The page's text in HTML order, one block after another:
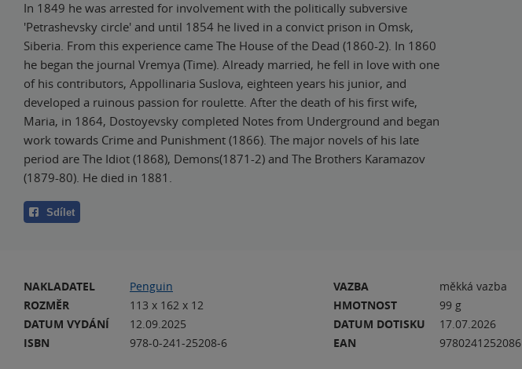
In 1849 he was arrested for involvement with the politically subversive
'Petrashevsky circle' and until 1854 he lived in a convict prison in Omsk,
Siberia. From this experience came The House of the Dead (1860-2). In 1860
he began the journal Vremya (Time). Already married, he fell in love with one
of his contributors, Appollinaria Suslova, eighteen years his junior, and
developed a ruinous passion for roulette. After the death of his first wife,
Maria, in 1864, Dostoyevsky completed Notes from Underground and began
work towards Crime and Punishment (1866). The major novels of his late
period are The Idiot (1868), Demons(1871-2) and The Brothers Karamazov
(1879-80). He died in 1881.
Sdílet
NAKLADATEL
Penguin
ROZMĚR
113 x 162 x 12
DATUM VYDÁNÍ
12.09.2025
ISBN
978-0-241-25208-6
VAZBA
měkká vazba
HMOTNOST
99 g
DATUM DOTISKU
17.07.2026
EAN
9780241252086